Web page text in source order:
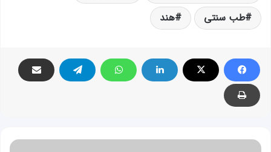
طب سنتی
هند
آنچه